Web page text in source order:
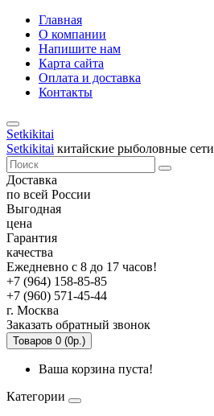
Главная
О компании
Напишите нам
Карта сайта
Оплата и доставка
Контакты
Setkikitai
Setkikitai китайские рыболовные сети
Доставка
по всей России
Выгодная
цена
Гарантия
качества
Ежедневно с 8 до 17 часов!
+7 (964) 158-85-85
+7 (960) 571-45-44
г. Москва
Заказать обратный звонок
Товаров 0 (0р.)
Ваша корзина пуста!
Категории